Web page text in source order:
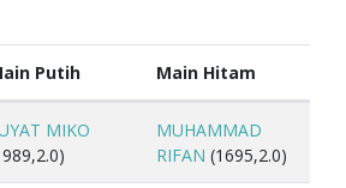
Putih Main Hitam
MIKO
MUHAMMAD
RIFAN (1695,2.0)